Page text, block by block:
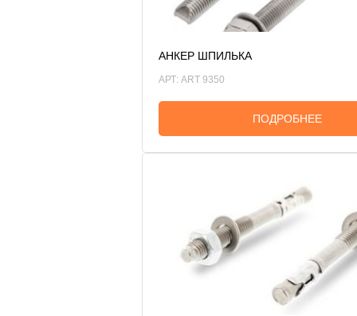
АНКЕР ШПИЛЬКА
АРТ: ART 9350
ПОДРОБНЕЕ